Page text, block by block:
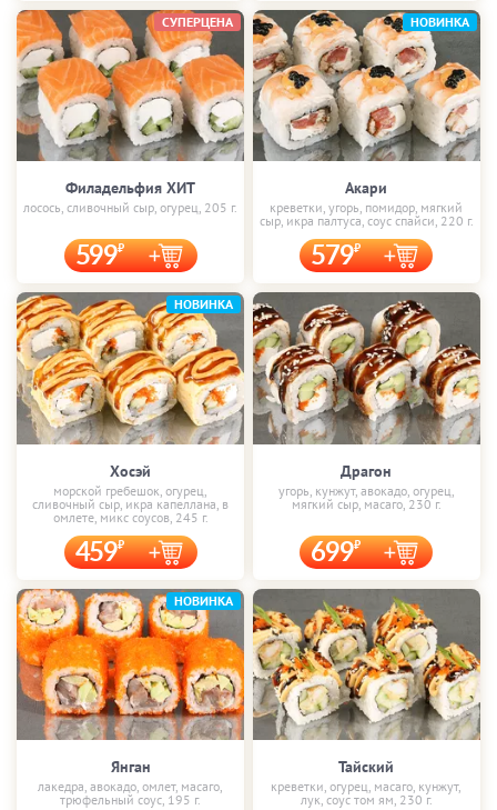
Филадельфия ХИТ
лосось, сливочный сыр, огурец, 205 г.
599
СУПЕРЦЕНА
Акари
креветки, угорь, помидор, мягкий
сыр, икра палтуса, соус спайси, 220 г.
579
НОВИНКА
Хосэй
морской гребешок, огурец,
сливочный сыр, икра капеллана, в
омлете, микс соусов, 245 г.
459
НОВИНКА
Драгон
угорь, кунжут, авокадо, огурец,
мягкий сыр, масаго, 230 г.
699
Янган
лакедра, авокадо, омлет, масаго,
трюфельный соус, 195 г.
НОВИНКА
Тайский
креветки, огурец, масаго, кунжут,
лук, соус том ям, 230 г.